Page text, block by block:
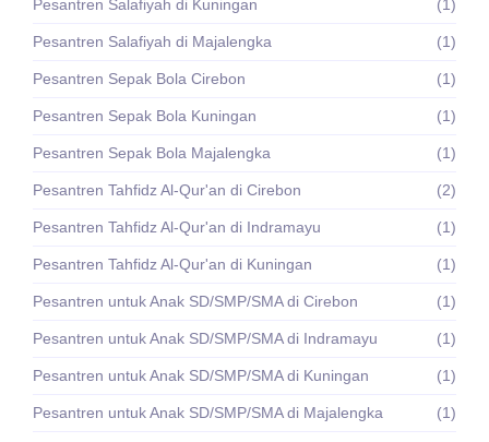
Pesantren Salafiyah di Kuningan (1)
Pesantren Salafiyah di Majalengka (1)
Pesantren Sepak Bola Cirebon (1)
Pesantren Sepak Bola Kuningan (1)
Pesantren Sepak Bola Majalengka (1)
Pesantren Tahfidz Al-Qur'an di Cirebon (2)
Pesantren Tahfidz Al-Qur'an di Indramayu (1)
Pesantren Tahfidz Al-Qur'an di Kuningan (1)
Pesantren untuk Anak SD/SMP/SMA di Cirebon (1)
Pesantren untuk Anak SD/SMP/SMA di Indramayu (1)
Pesantren untuk Anak SD/SMP/SMA di Kuningan (1)
Pesantren untuk Anak SD/SMP/SMA di Majalengka (1)